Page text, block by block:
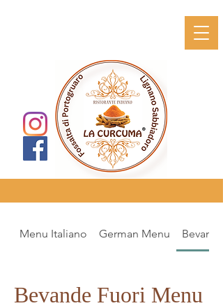
Menu Italiano German Menu
Bevande Fuori Menu